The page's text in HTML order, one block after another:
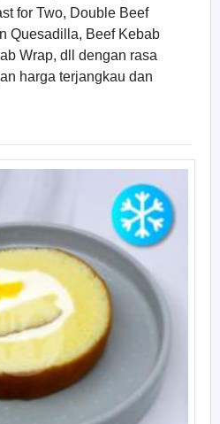
for Two, Double Beef
Quesadilla, Beef Kebab
Wrap, dll dengan rasa
harga terjangkau dan